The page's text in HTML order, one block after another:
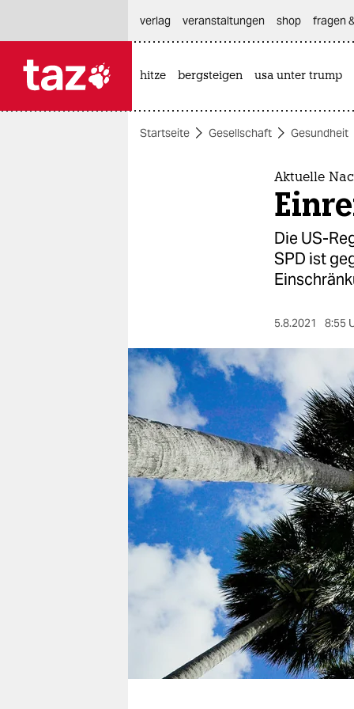
themen
berlin
nord
wahrheit
verlag
verlag
veranstaltungen
shop
unterstützen
genossenschaft
verlag
veranstaltungen shop fragen
hitze bergsteigen usa unter trump
Startseite Gesellschaft Gesundheit
Aktuelle
Die US-
SPD ist
5.8.2021 8:55